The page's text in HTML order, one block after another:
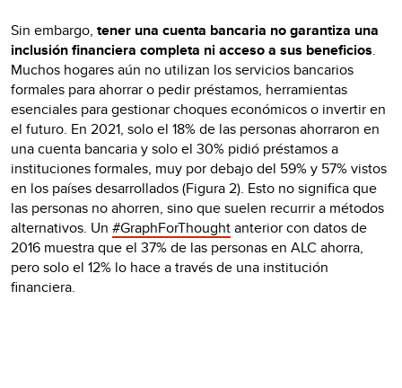
Sin embargo, tener una cuenta bancaria no garantiza una
inclusión financiera completa ni acceso a sus beneficios.
Muchos hogares aún no utilizan los servicios bancarios
formales para ahorrar o pedir préstamos, herramientas
esenciales para gestionar choques económicos o invertir en
el futuro. En 2021, solo el 18% de las personas ahorraron en
una cuenta bancaria y solo el 30% pidió préstamos a
instituciones formales, muy por debajo del 59% y 57% vistos
en los países desarrollados (Figura 2). Esto no significa que
las personas no ahorren, sino que suelen recurrir a métodos
alternativos. Un #GraphForThoughtanterior con datos de
2016 muestra que el 37% de las personas en ALC ahorra,
pero solo el 12% lo hace a través de una institución
financiera.